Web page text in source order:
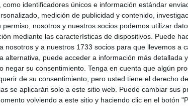
identificadores únicos e información estándar
medición de publicidad y contenido,
permiso, nosotros y nuestros socios podemos utilizar
mediante las características de dispositivos. Puede
nosotros y a nuestros 1733 socios para que llevemos a
alternativa, puede acceder a información más detallada
negar su consentimiento. Tenga en cuenta que algún
de su consentimiento, pero usted tiene el derecho
se aplicarán solo a este sitio web. Puede cambiar sus
volviendo a este sitio y haciendo clic en el botón
para dar las directrices a los hombres
de las unidades.
la inmigraciónasí como la pretendida